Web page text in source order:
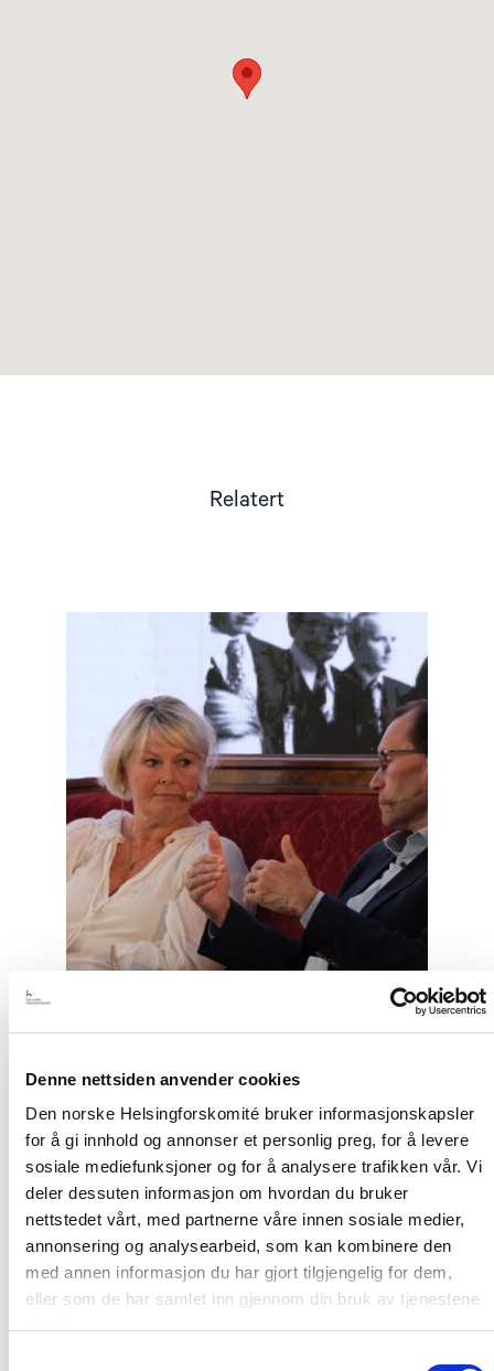
Denne nettsiden anvender cookies
Den norske Helsingforskomité bruker informasjonskapsler
for å gi innhold og annonser et personlig preg, for å levere
sosiale mediefunksjoner og for å analysere trafikken vår. Vi
deler dessuten informasjon om hvordan du bruker
nettstedet vårt, med partnerne våre innen sosiale medier,
annonsering og analysearbeid, som kan kombinere den
med annen informasjon du har gjort tilgjengelig for dem,
eller som de har samlet inn gjennom din bruk av tjenestene
Relatert
Nyhet
Møt Helsingforskomiteen på
Arendalsuka 2026
Read
article
"Møt
Helsingforskomiteen
på
Arendalsuka
2026"
Read
article
"Tydelig